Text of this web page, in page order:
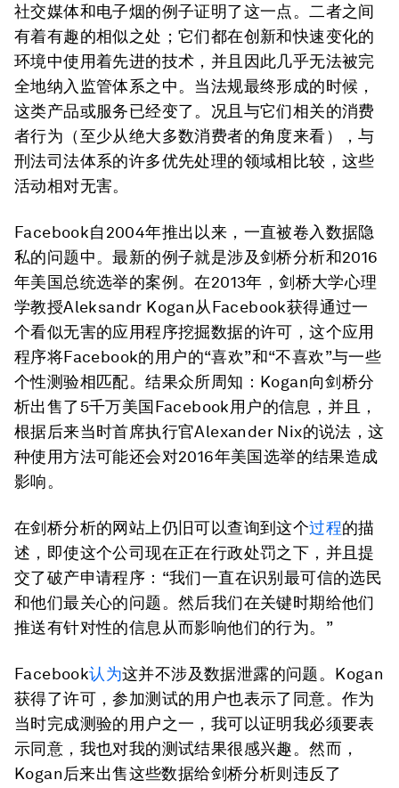
社交媒体和电子烟的例子证明了这一点。二者之间
有着有趣的相似之处；它们都在创新和快速变化的
环境中使用着先进的技术，并且因此几乎无法被完
全地纳入监管体系之中。当法规最终形成的时候，
这类产品或服务已经变了。况且与它们相关的消费
者行为（至少从绝大多数消费者的角度来看），与
刑法司法体系的许多优先处理的领域相比较，这些
活动相对无害。
Facebook自2004年推出以来，一直被卷入数据隐
私的问题中。最新的例子就是涉及剑桥分析和2016
年美国总统选举的案例。在2013年，剑桥大学心理
学教授Aleksandr Kogan从Facebook获得通过一
个看似无害的应用程序挖掘数据的许可，这个应用
程序将Facebook的用户的“喜欢”和“不喜欢”与一些
个性测验相匹配。结果众所周知：Kogan向剑桥分
析出售了5千万美国Facebook用户的信息，并且，
根据后来当时首席执行官Alexander Nix的说法，这
种使用方法可能还会对2016年美国选举的结果造成
影响。
在剑桥分析的网站上仍旧可以查询到这个过程的描
述，即使这个公司现在正在行政处罚之下，并且提
交了破产申请程序：“我们一直在识别最可信的选民
和他们最关心的问题。然后我们在关键时期给他们
推送有针对性的信息从而影响他们的行为。”
Facebook认为这并不涉及数据泄露的问题。Kogan
获得了许可，参加测试的用户也表示了同意。作为
当时完成测验的用户之一，我可以证明我必须要表
示同意，我也对我的测试结果很感兴趣。然而，
Kogan后来出售这些数据给剑桥分析则违反了